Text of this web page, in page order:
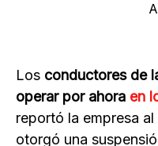
Los conductores de
operar por ahora en
reportó la empresa
otorgó una